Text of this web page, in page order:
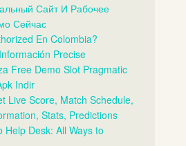
Сайт И Рабочее
Сейчас️
En Colombia?
Precise
Free Demo Slot Pragmatic
Indir
Live Score, Match Schedule,
Stats, Predictions
Help Desk: All Ways to